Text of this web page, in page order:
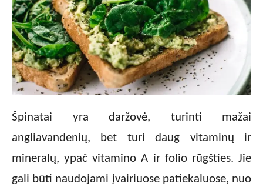
Špinatai yra daržovė, turinti mažai
angliavandenių, bet turi daug vitaminų ir
mineralų, ypač vitamino A ir folio rūgšties. Jie
gali būti naudojami įvairiuose patiekaluose, nuo